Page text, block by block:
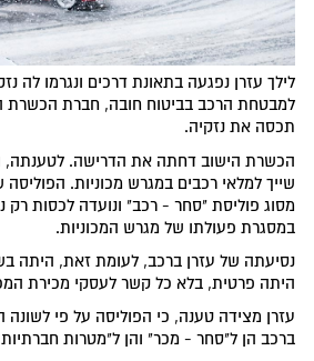
לילך עזרן נפגעה בתאונת דרכים ונגרמו לה
למבטחת הרכב בביטוח חובה, חברת הכשרת
תכסה את נזקיה.
הכשרת הישוב דחתה את הדרישה. לטענתה,
שייך למלאי רכבים במגרש מכוניות.
מסוג פוליסת "סחר - רכב" ונועדה לכסות רק
במסגרת פעולתו של מגרש המכוניות.
נסיעתה של עזרן ברכב, לעומת זאת, היתה
היתה פרטית, בלא כל קשר לעסקי מכירת
עזרן מצידה טענה, כי הפוליסה על פי
ברכב הן ל"סחר - מכר" והן ל"מטרות חברתיות